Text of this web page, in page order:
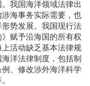
我国海洋领域法律出
海事务实际需要，也
势发展。我国现行法
赋予沿海国的所有权
活动缺乏基本法律规
洋法律制度，包括制
、修改涉外海洋科学